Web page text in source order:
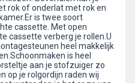
rok of onderlat met rok en
is twee soort
cassette. Met open
cassette verberg je rollen.U
heel makkelijk
is heel
aan je stofzuiger zo
op je rolgordijn raden wij